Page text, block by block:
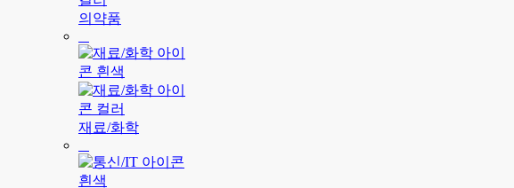
의약품
재료/화학